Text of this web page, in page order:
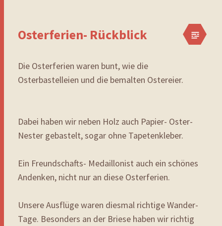
Osterferien- Rückblick
Die Osterferien waren bunt, wie die
Osterbastelleien und die bemalten Ostereier.
Dabei haben wir neben Holz auch Papier- Oster-
Nester gebastelt, sogar ohne Tapetenkleber.
Ein Freundschafts- Medaillonist auch ein schönes
Andenken, nicht nur an diese Osterferien.
Unsere Ausflüge waren diesmal richtige Wander-
Tage. Besonders an der Briese haben wir richtig